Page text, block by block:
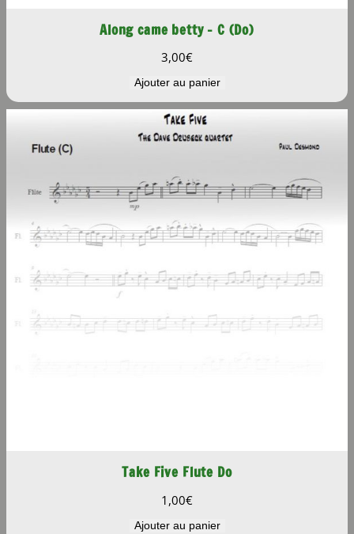
Along came betty – C (Do)
3,00€
Ajouter au panier
Take Five Flute Do
1,00€
Ajouter au panier